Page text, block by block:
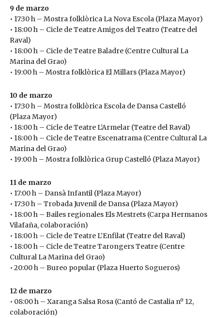
9 de marzo
• 17:30 h – Mostra folklòrica La Nova Escola (Plaza Mayor)
• 18:00 h – Cicle de Teatre Amigos del Teatro (Teatre del
Raval)
• 18:00 h – Cicle de Teatre Baladre (Centre Cultural La
Marina del Grao)
• 19:00 h – Mostra folklòrica El Millars (Plaza Mayor)
10 de marzo
• 17:30 h – Mostra folklòrica Escola de Dansa Castelló
(Plaza Mayor)
• 18:00 h – Cicle de Teatre L’Armelar (Teatre del Raval)
• 18:00 h – Cicle de Teatre Escenatrama (Centre Cultural La
Marina del Grao)
• 19:00 h – Mostra folklòrica Grup Castelló (Plaza Mayor)
11 de marzo
• 17:00 h – Dansà Infantil (Plaza Mayor)
• 17:30 h – Trobada Juvenil de Dansa (Plaza Mayor)
• 18:00 h – Bailes regionales Els Mestrets (Carpa Hermanos
Vilafaña, colaboración)
• 18:00 h – Cicle de Teatre L’Enfilat (Teatre del Raval)
• 18:00 h – Cicle de Teatre Tarongers Teatre (Centre
Cultural La Marina del Grao)
• 20:00 h – Bureo popular (Plaza Huerto Sogueros)
12 de marzo
• 08:00 h – Xaranga Salsa Rosa (Cantó de Castalia nº 12,
colaboración)